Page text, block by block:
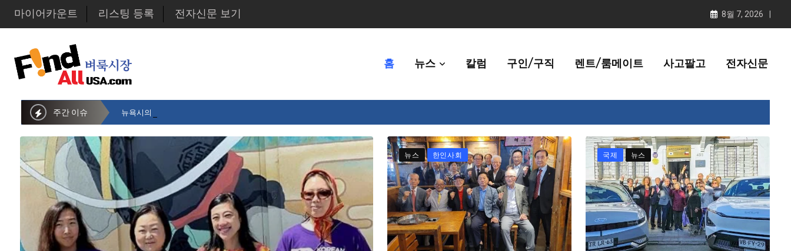
마이어카운트 리스팅 등록 전자신문 보기 8월 7, 2026
홈 뉴스 칼럼 구인/구직 렌트/룸메이트 사고팔고 전자신문
주간 이슈 뉴욕시의회 샌드라 황 부의장, 한인비영리단체에 36만불 예산 지원
뉴스 한인사회 국제 뉴스